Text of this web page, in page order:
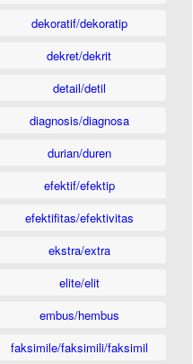
dekoratif/dekoratip
dekret/dekrit
detail/detil
diagnosis/diagnosa
durian/duren
efektif/efektip
efektifitas/efektivitas
ekstra/extra
elite/elit
embus/hembus
faksimile/faksimili/faksimil